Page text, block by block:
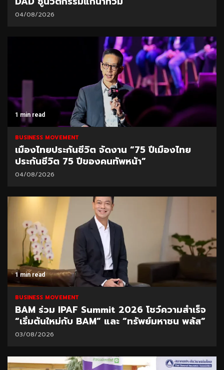
04/08/2026
1 min read
BUSINESS MOVEMENT
เมืองไทยประกันชีวิต จัดงาน “75 ปีเมืองไทย
ประกันชีวิต 75 ปีของคนทัพหน้า”
04/08/2026
1 min read
BUSINESS MOVEMENT
BAM ร่วม IPAF Summit 2026 โชว์ความสำเร็จ
“เริ่มต้นใหม่กับ BAM” และ “ทรัพย์มหาชน พลัส”
03/08/2026